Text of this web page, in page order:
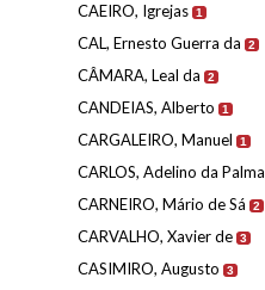
CAEIRO, Igrejas 1
CAL, Ernesto Guerra da 2
CÂMARA, Leal da 2
CANDEIAS, Alberto 1
CARGALEIRO, Manuel 1
CARLOS, Adelino da Palma
CARNEIRO, Mário de Sá 2
CARVALHO, Xavier de 3
CASIMIRO, Augusto 3